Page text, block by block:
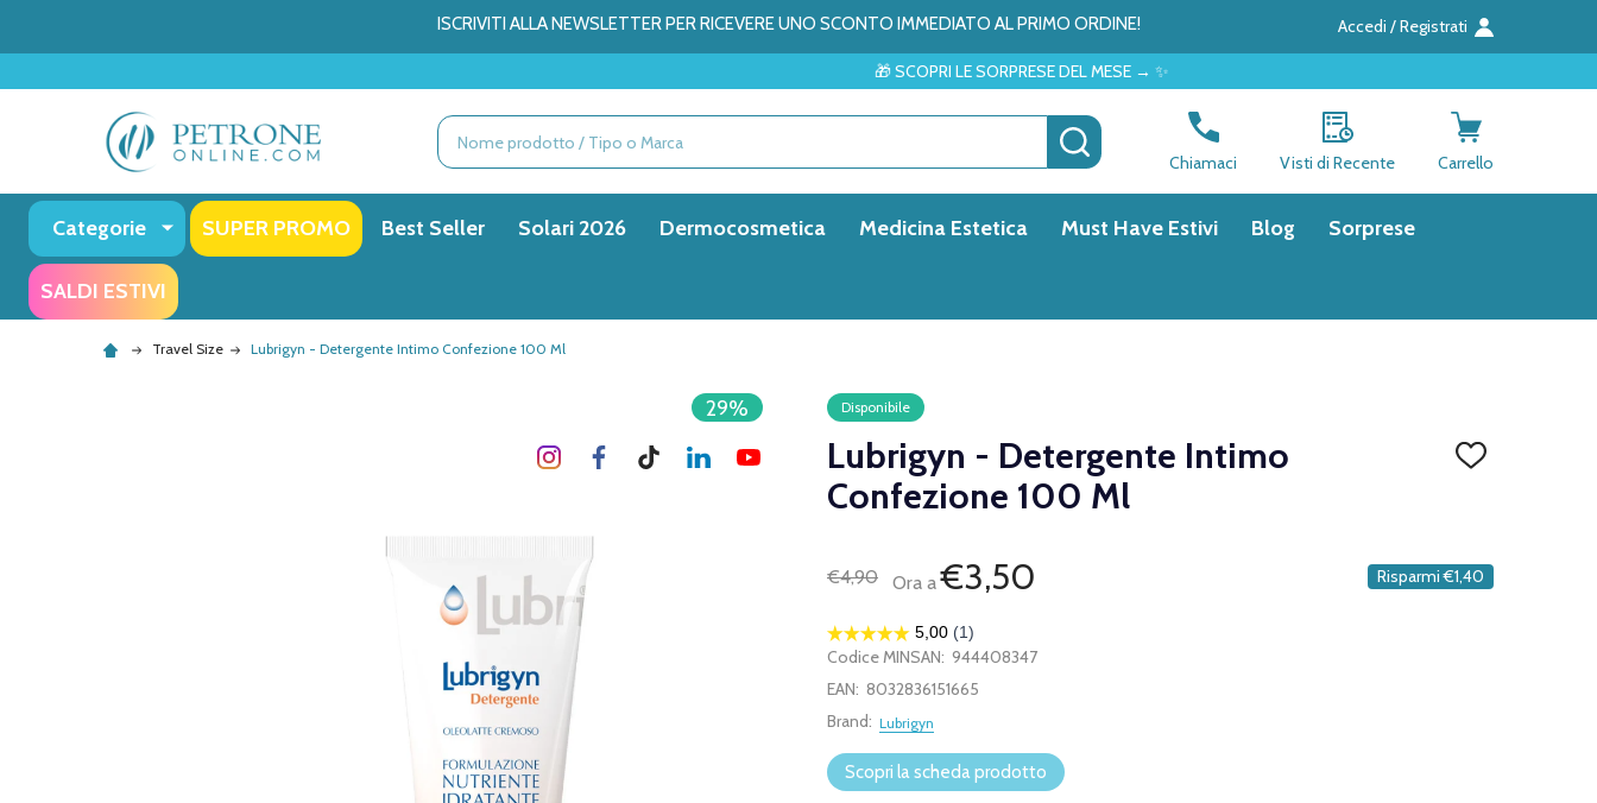
ISCRIVITI ALLA NEWSLETTER PER RICEVERE UNO SCONTO IMMEDIATO AL PRIMO ORDINE! Accedi / Registrati
🎁 SCOPRI LE SORPRESE DEL MESE → ✨
Ricerca CERCA
Chiamaci Visti di Recente Carrello
Categorie SUPER PROMO Best Seller Solari 2026 Dermocosmetica Medicina Estetica Must Have Estivi Blog Sorprese
SALDI ESTIVI
Travel Size Lubrigyn - Detergente Intimo Confezione 100 Ml
Disponibile
Lubrigyn - Detergente Intimo
Confezione 100 Ml
AGGIUNGI
€4,90
Ora a€3,50 Risparmi €1,40
29%
Codice MINSAN: 944408347
EAN: 8032836151665
Brand: Lubrigyn
Scopri la scheda prodotto